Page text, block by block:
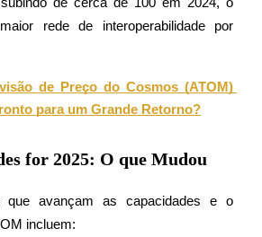
lucrativo
rede de interoperabilidade por
de Preço do Cosmos (ATOM)
para um Grande Retorno?
for 2025: O que Mudou
que avançam as capacidades e o
incluem: